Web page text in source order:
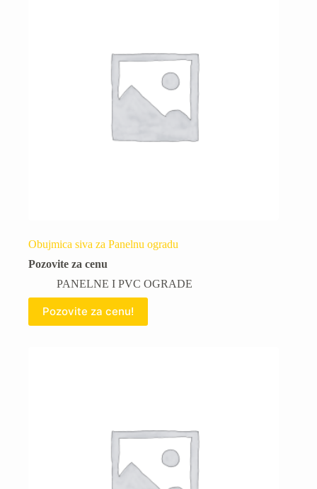
Obujmica siva za Panelnu ogradu
Pozovite za cenu
PANELNE I PVC OGRADE
Pozovite za cenu!